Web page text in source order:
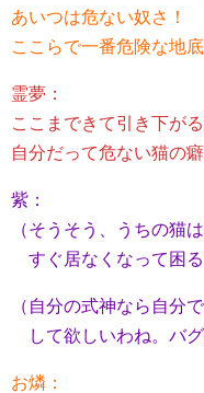
あいつは危ない奴さ！
ここらで一番危険な地
霊夢：
ここまできて引き下が
自分だって危ない猫の
紫：
（そうそう、うちの猫
すぐ居なくなって困る
（自分の式神なら自分
して欲しいわね。バグ
お燐：